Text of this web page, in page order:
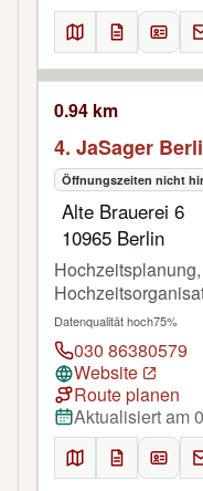
0.94 km
4. JaSager
Öffnungszeiten nicht
Alte Brauerei 6
10965 Berlin
Datenqualität hoch75%
030 86380579
Website
Route planen
Aktualisiert am